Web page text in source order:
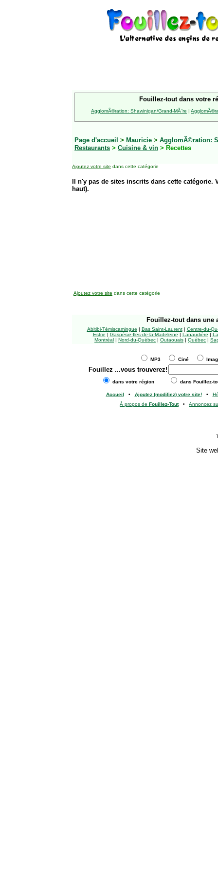
Fouillez-tout dans votre
AgglomÃ©ration: Shawinigan/Grand-MÃ¨re |
Page d'accueil > Mauricie > AgglomÃ©ration:
Restaurants > Cuisine & vin > Recettes
Ajoutez votre site dans cette catégorie
Il n'y pas de sites inscrits dans cette
haut).
Ajoutez votre site dans cette catégorie
Fouillez-tout dans une
Abitibi-Témiscamingue | Bas Saint-Laurent| Centre-du-
Estrie | Gaspésie-Îles-de-la-Madeleine | Lanaudière |
Montréal | Nord-du-Québec | Outaouais | Québec |
MP3 Ciné
Fouillez ...vous trouverez!
dans votre région dans Fouillez-
Accueil • Ajoutez (modifiez) votre site!•
À propos de Fouillez-Tout• Annoncez
Site